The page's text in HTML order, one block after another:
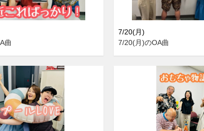
曲
7/20(月)
7/20(月)のOA曲